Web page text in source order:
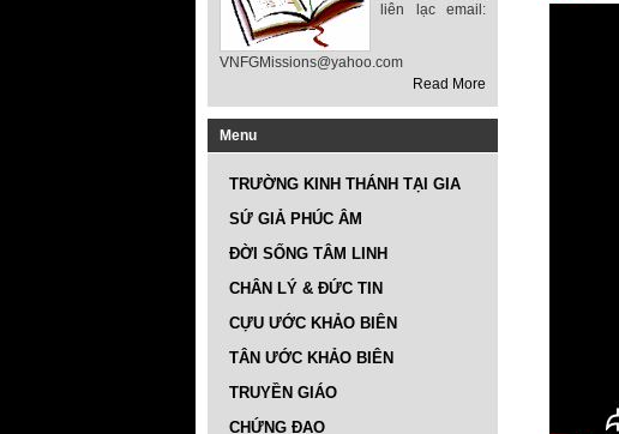
liên lạc email:
VNFGMissions@yahoo.com
Read More
Menu
TRƯỜNG KINH THÁNH TẠI GIA
SỨ GIẢ PHÚC ÂM
ĐỜI SỐNG TÂM LINH
CHÂN LÝ & ĐỨC TIN
CỰU ƯỚC KHẢO BIÊN
TÂN ƯỚC KHẢO BIÊN
TRUYỀN GIÁO
CHỨNG ĐẠO